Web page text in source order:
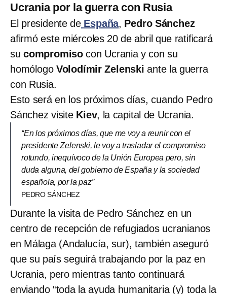
Ucrania por la guerra con Rusia
El presidente de España, Pedro Sánchez
afirmó este miércoles 20 de abril que ratificará
su compromiso con Ucrania y con su
homólogo Volodímir Zelenski ante la guerra
con Rusia.
Esto será en los próximos días, cuando Pedro
Sánchez visiteKiev, la capital de Ucrania.
“En los próximos días, que me voy a reunir con el
presidente Zelenski, le voy a trasladar el compromiso
rotundo, inequívoco de la Unión Europea pero, sin
duda alguna, del gobierno de España y la sociedad
española, por la paz”
PEDRO SÁNCHEZ
Durante la visita de Pedro Sánchez en un
centro de recepción de refugiados ucranianos
en Málaga (Andalucía, sur), también aseguró
que su país seguirá trabajando por la paz en
Ucrania, pero mientras tanto continuará
enviando “toda la ayuda humanitaria (y) toda la